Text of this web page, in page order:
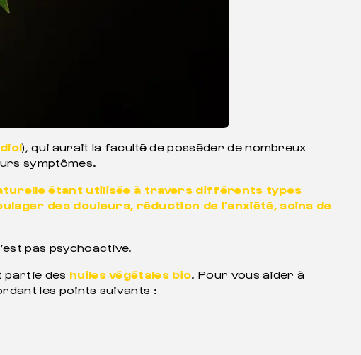
), qui aurait la faculté de posséder de nombreux
symptômes.
étant utilisée à travers différents types
des douleurs, réduction de l’anxiété, soins de
pas psychoactive.
partie des huiles végétales bio . Pour vous aider à
les points suivants :